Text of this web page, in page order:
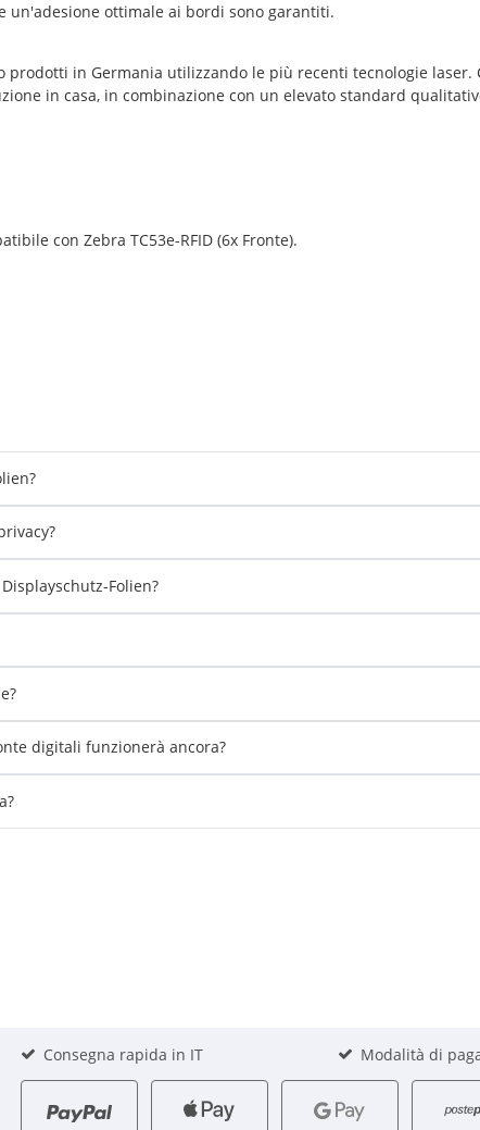
un'adesione ottimale ai bordi sono garantiti.
prodotti in Germania utilizzando le più recenti tecnologie
in casa, in combinazione con un elevato standard
con Zebra TC53e-RFID (6x Fronte).
Folien?
digitali funzionerà ancora?
Consegna rapida in IT Modalità di